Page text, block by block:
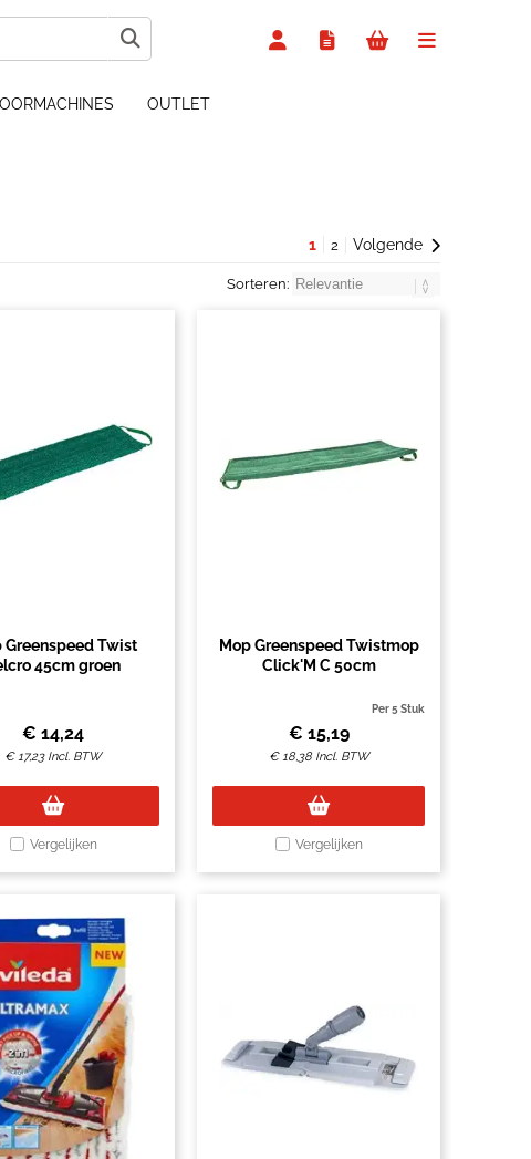
OUTLET
1 2 Volgende
Sorteren:
Greenspeed Twist
45cm groen
€ 14,24
€17,23 Incl. BTW
Vergelijken
Mop Greenspeed Twistmop
Click'M C 50cm
Per 5 Stuk
€ 15,19
€18,38 Incl. BTW
Vergelijken